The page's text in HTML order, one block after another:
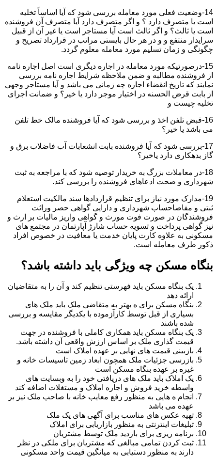
14-وضعیت فعلی مورد معامله بررسی شود که آیا اساساً تخلیه
است یا متصرف دارد ؟ و اگر متصرف دارد آیا متصرف آن فروشنده
است یا ثالث؟ و اگر ثالث است آیا مستاجر است یا غیر آن از قبیل
سرایدار منتفع و و در هر حال بایستی مراتب در قرارداد تصریح و
چگونگی و زمان تسلیم مورد معامله معلوم گردد.
15-درصورتیکه مورد معامله در اجاره دیگری است اصل اجاره نامه
از فروشنده مطالبه و ضمن ملاحظه شرایط اجاره نامه بررسی
نمایند که تاریخ انقضاء اجاره چه زمانی می باشد و آیا مستاجر وجهی
از بابت قرض الحسنه در اختیار موجر دارد یا خیر؟ و ضمانت اجرای
تخلیه چیست و
16-قبض تلفن اخذ و بررسی شود که آیا فروشنده مالک خط تلفن
می باشد یا خیر؟
17-بررسی شود که آیا فروشنده بابت انشعابات آب فاضلاب برق و
گاز بدهکاری دارد یاخیر؟
18-در معاملات بزرگ به خریدار توصیه شود که با مراجعه به ثبت
شهرداری و صحت ادعاهای فروشنده را بررسی کند.
19-مدارک مورد نیاز برای تنظیم قراردادها سند مالکیت استعلام
ثبتی و مفاصاحساب شهرداری و دارایی گواهی حصر وراثت
فروشندگان در صورت فوت مورث و گواهی واریز مالیات بر ارث و
نیز گواهی پرداخت و تسویه حساب شارژ آپارتمان در مجتمع های
مسکونی به علاوه کارت پایان خدمت یا معافیت در خصوص افراد
ذکور طرف معامله است.
بنگاه مسکن چه ویژگی باید داشته باشد؟
یک بنگاه مسکن باید فهرستی تنظیم کند و آن را به متقاضیان
ارائه دهد
بنگاه مسکن برای ه بهتر به متقاضی ملک باید ملک های
بسیاری از قبل توسط کارآزموده با یکدیگر مقایسه و بررسی
شده باشند
یک بنگاه مسکن باید همکاری کاملی با فروشنده در جهت
قیمت گذاری ملک بر اساس ارزش واقعی آن داشته باشد.
بازبینی قیمت های نهایی بر عهده املاک است
بازرسی جزئیات ملک همچون ابعاد زمین تاسیسات خانه و
غیره بر عهده بنگاه مسکن است
یک املاک باید ملک های دریافتی خود را به وبسایت های
واسطه خرید فروش و اجاره املاک و مستغلات اضافه کند
انجام ه هایی به منظور رفع معایب خانه با صاحب ملک نیز بر
عهده می باشد
تهیه عکس های مناسب برای آگهی های یک ملک
تبلیغات اینترنتی به منظور بازاریابی برای املاک
برنامه ریزی برای بازدید ملک توسط مشتریان
ثبت کردن تمامی مبالغی که مشتریان برای ملکی در نظر
دارند به منظور دستیابی به میانگین قیمت واحد مسکونی